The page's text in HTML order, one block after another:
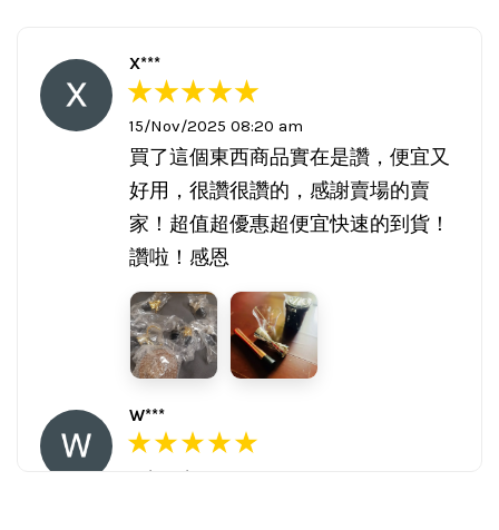
X***
15/Nov/2025 08:20 am
買了這個東西商品實在是讚，便宜又
好用，很讚很讚的，感謝賣場的賣
家！超值超優惠超便宜快速的到貨！
讚啦！感恩
W***
16/Nov/2025 03:45 pm